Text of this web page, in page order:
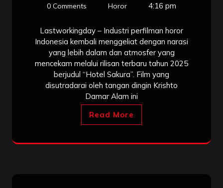
0 Comments
Horor 4:16 pm
Lastworkingday – Industri perfilman horor
Indonesia kembali menggeliat dengan narasi
yang lebih dalam dan atmosfer yang
mencekam melalui rilisan terbaru tahun 2025
berjudul “Hotel Sakura”. Film yang
disutradarai oleh tangan dingin Krishto
Damar Alam ini
Read More